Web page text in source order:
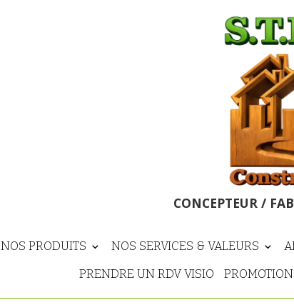
CONCEPTEUR /
NOS PRODUITS NOS SERVICES & VALEURS
PRENDRE UN RDV VISIO